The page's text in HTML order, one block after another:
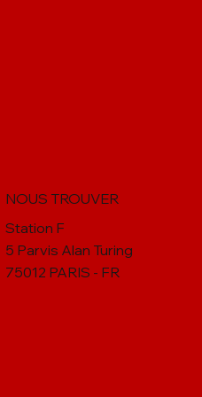
NOUS TROUVER
Station F
5 Parvis Alan Turing
75012 PARIS - FR